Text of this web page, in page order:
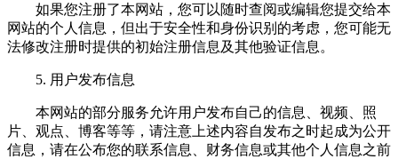
如果您注册了本网站，您可以随时查阅或编辑您提交给本
网站的个人信息，但出于安全性和身份识别的考虑，您可能无
法修改注册时提供的初始注册信息及其他验证信息。
5. 用户发布信息
本网站的部分服务允许用户发布自己的信息、视频、照
片、观点、博客等等，请注意上述内容自发布之时起成为公开
信息，请在公布您的联系信息、财务信息或其他个人信息之前